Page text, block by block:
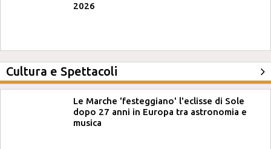
2026
Cultura e Spettacoli
Le Marche 'festeggiano' l'eclisse di Sole
dopo 27 anni in Europa tra astronomia e
musica